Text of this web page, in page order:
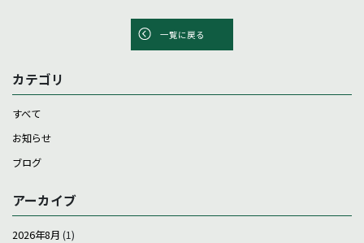
一覧に戻る
カテゴリ
すべて
お知らせ
ブログ
アーカイブ
2026年8月 (1)